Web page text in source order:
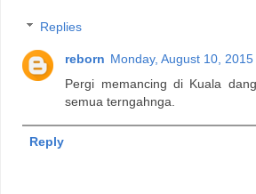
Replies
reborn Monday, August 10,
Pergi memancing di Kuala
semua terngahnga.
Reply